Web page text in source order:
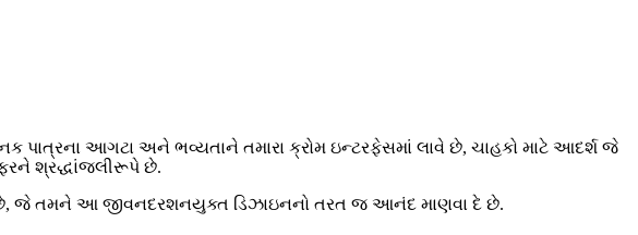
પાત્રના આગટા અને ભવ્યતાને તમારા ક્રોમ ઇન્ટરફેસમાં લાવે છે, ચાહકો માટે આદર્શ જે
શ્રદ્ધાંજલીરૂપે છે.
છે, જે તમને આ જીવનદરશનયુક્ત ડિઝાઇનનો તરત જ આનંદ માણવા દે છે.